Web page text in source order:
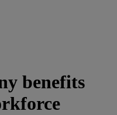
benefits